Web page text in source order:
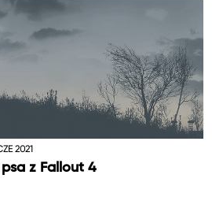
2021
z Fallout 4